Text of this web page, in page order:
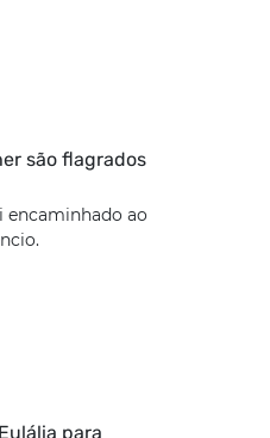
são flagrados
encaminhado ao
para